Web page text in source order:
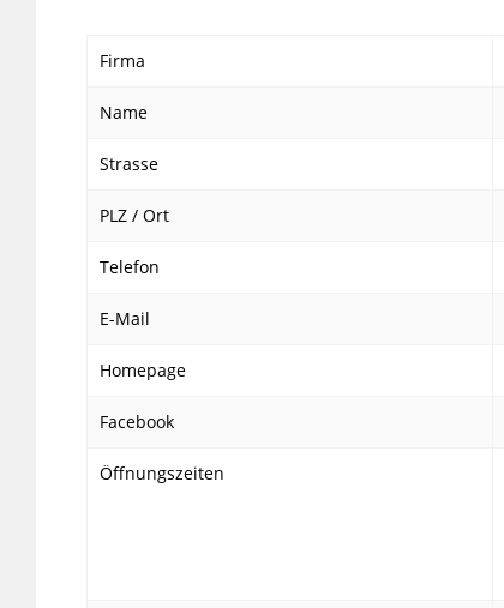
Firma
Name
Strasse
PLZ / Ort
Telefon
E-Mail
Homepage
Facebook
Öffnungszeiten